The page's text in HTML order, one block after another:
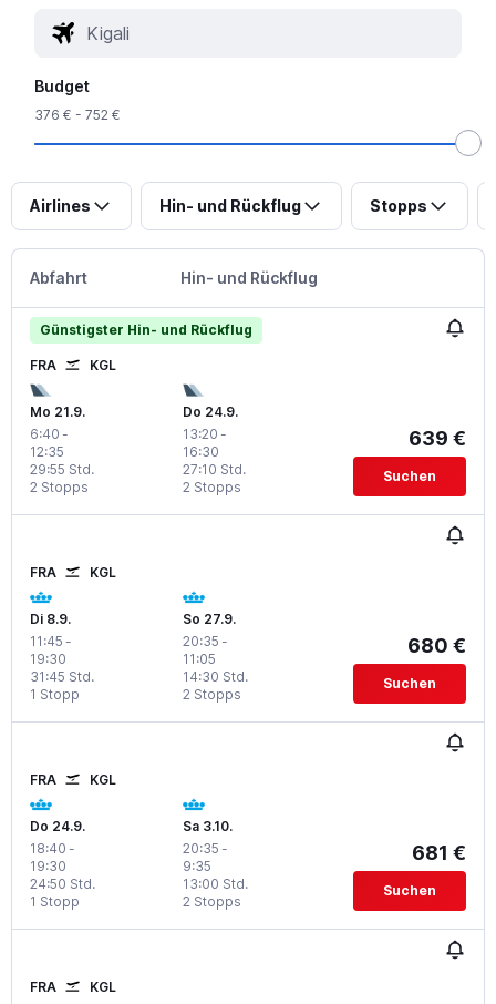
Budget
376 € - 752 €
Airlines Hin- und Rückflug Stopps
Abfahrt Hin- und Rückflug
Günstigster Hin- und Rückflug
FRA KGL
Mo 21.9.
6:40 -
12:35
2 Stopps
29:55 Std.
Do 24.9.
13:20 -
16:30
2 Stopps
27:10 Std.
639 €
Suchen
FRA KGL
Di 8.9.
11:45 -
19:30
1 Stopp
31:45 Std.
So 27.9.
20:35 -
11:05
2 Stopps
14:30 Std.
680 €
Suchen
FRA KGL
Do 24.9.
18:40 -
19:30
1 Stopp
24:50 Std.
Sa 3.10.
20:35 -
9:35
2 Stopps
13:00 Std.
681 €
Suchen
FRA KGL